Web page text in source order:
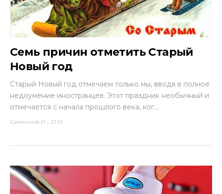
Семь причин отметить Старый
Новый год
Старый Новый год отмечаем только мы, вводя в полное
недоумение иностранцев. Этот праздник необычный и
отмечается с начала прошлого века, ког...
Симонов И - 21:51